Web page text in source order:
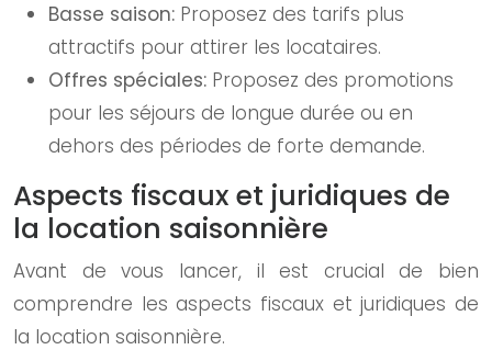
Basse saison: Proposez des tarifs plus
attractifs pour attirer les locataires.
Offres spéciales: Proposez des promotions
pour les séjours de longue durée ou en
dehors des périodes de forte demande.
Aspects fiscaux et juridiques de
la location saisonnière
Avant de vous lancer, il est crucial de bien
comprendre les aspects fiscaux et juridiques de
la location saisonnière.